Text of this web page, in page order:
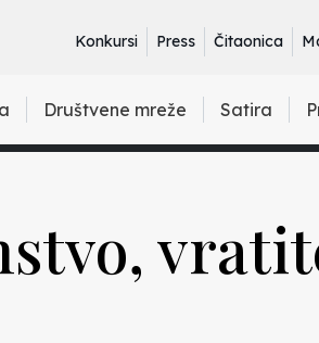
Konkursi Press Čitaonica
Društvene mreže Satira